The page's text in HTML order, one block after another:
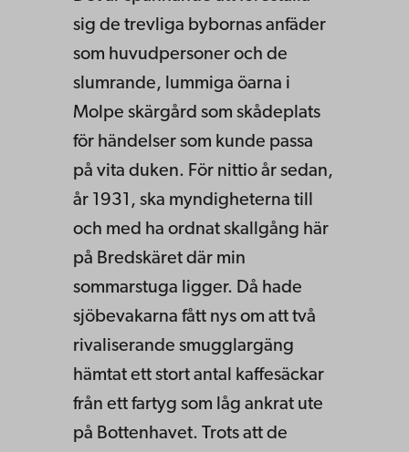
sig de trevliga bybornas anfäder
som huvudpersoner och de
slumrande, lummiga öarna i
Molpe skärgård som skådeplats
för händelser som kunde passa
på vita duken. För nittio år sedan,
år 1931, ska myndigheterna till
och med ha ordnat skallgång här
på Bredskäret där min
sommarstuga ligger. Då hade
sjöbevakarna fått nys om att två
rivaliserande smugglargäng
hämtat ett stort antal kaffesäckar
från ett fartyg som låg ankrat ute
på Bottenhavet. Trots att de